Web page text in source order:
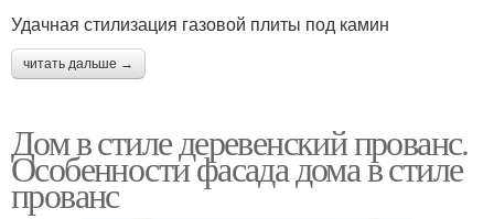
Удачная стилизация газовой плиты под камин
читать дальше →
Дом в стиле деревенский прованс.
Особенности фасада дома в стиле
прованс